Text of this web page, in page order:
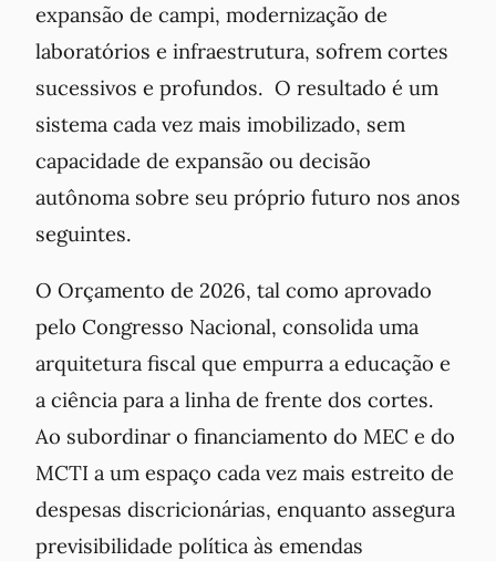
expansão de campi, modernização de
laboratórios e infraestrutura, sofrem cortes
sucessivos e profundos. O resultado é um
sistema cada vez mais imobilizado, sem
capacidade de expansão ou decisão
autônoma sobre seu próprio futuro nos anos
seguintes.
O Orçamento de 2026, tal como aprovado
pelo Congresso Nacional, consolida uma
arquitetura fiscal que empurra a educação e
a ciência para a linha de frente dos cortes.
Ao subordinar o financiamento do MEC e do
MCTI a um espaço cada vez mais estreito de
despesas discricionárias, enquanto assegura
previsibilidade política às emendas